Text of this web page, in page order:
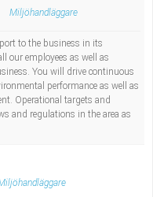
Miljöhandläggare
to the business in its
our employees as well as
You will drive continuous
performance as well as
Operational targets and
and regulations in the area as